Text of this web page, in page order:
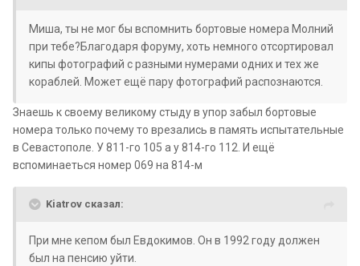
Миша, ты не мог бы вспомнить бортовые номера Молний
при тебе?Благодаря форуму, хоть немного отсортировал
кипы фотографий с разными нумерами одних и тех же
кораблей. Может ещё пару фотографий распознаются.
Знаешь к своему великому стыду в упор забыл бортовые
номера только почему то врезались в память испытательные
в Севастополе. У 811-го 105 а у 814-го 112. И ещё
вспоминаеться номер 069 на 814-м
Kiatrov сказал:
При мне кепом был Евдокимов. Он в 1992 году должен
был на пенсию уйти.